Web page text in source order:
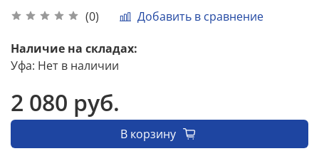
(0) Добавить в сравнение
Наличие на складах:
Уфа: Нет в наличии
2 080 руб.
В корзину